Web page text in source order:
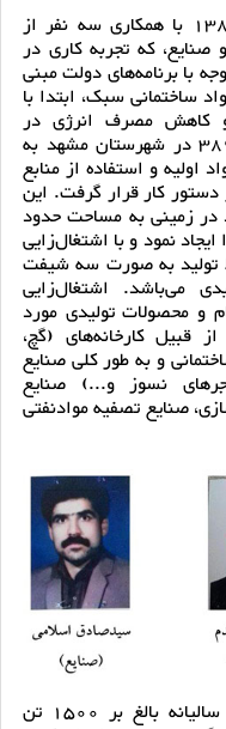
شرکت پرلیت تابنده توس در سال 1389 با همکاری سه نفر از
که تجربه‌ کاری در
با برنامه‌های دولت مبنی
ساختمانی سبک، ابتدا با
کاهش مصرف انرژی در
ساختمان‌ها تأسیس و تحت شماره 38920 در شهرستان مشهد به
اولیه و استفاده از منابع
کار قرار گرفت. این
زمینی به مساحت حدود
ایجاد نمود و با اشتغال‌زایی
خط تولید به صورت سه شیفت
می‌باشد. اشتغال‌زایی
و محصولات تولیدی مورد
کارخانه‌های (گچ،
و به طور کلی صنایع
نسوز و...) صنایع
صنایع تصفیه موادنفتی
در حال جاضر این شرکت توان تولید سالیانه بالغ بر 1500 تن